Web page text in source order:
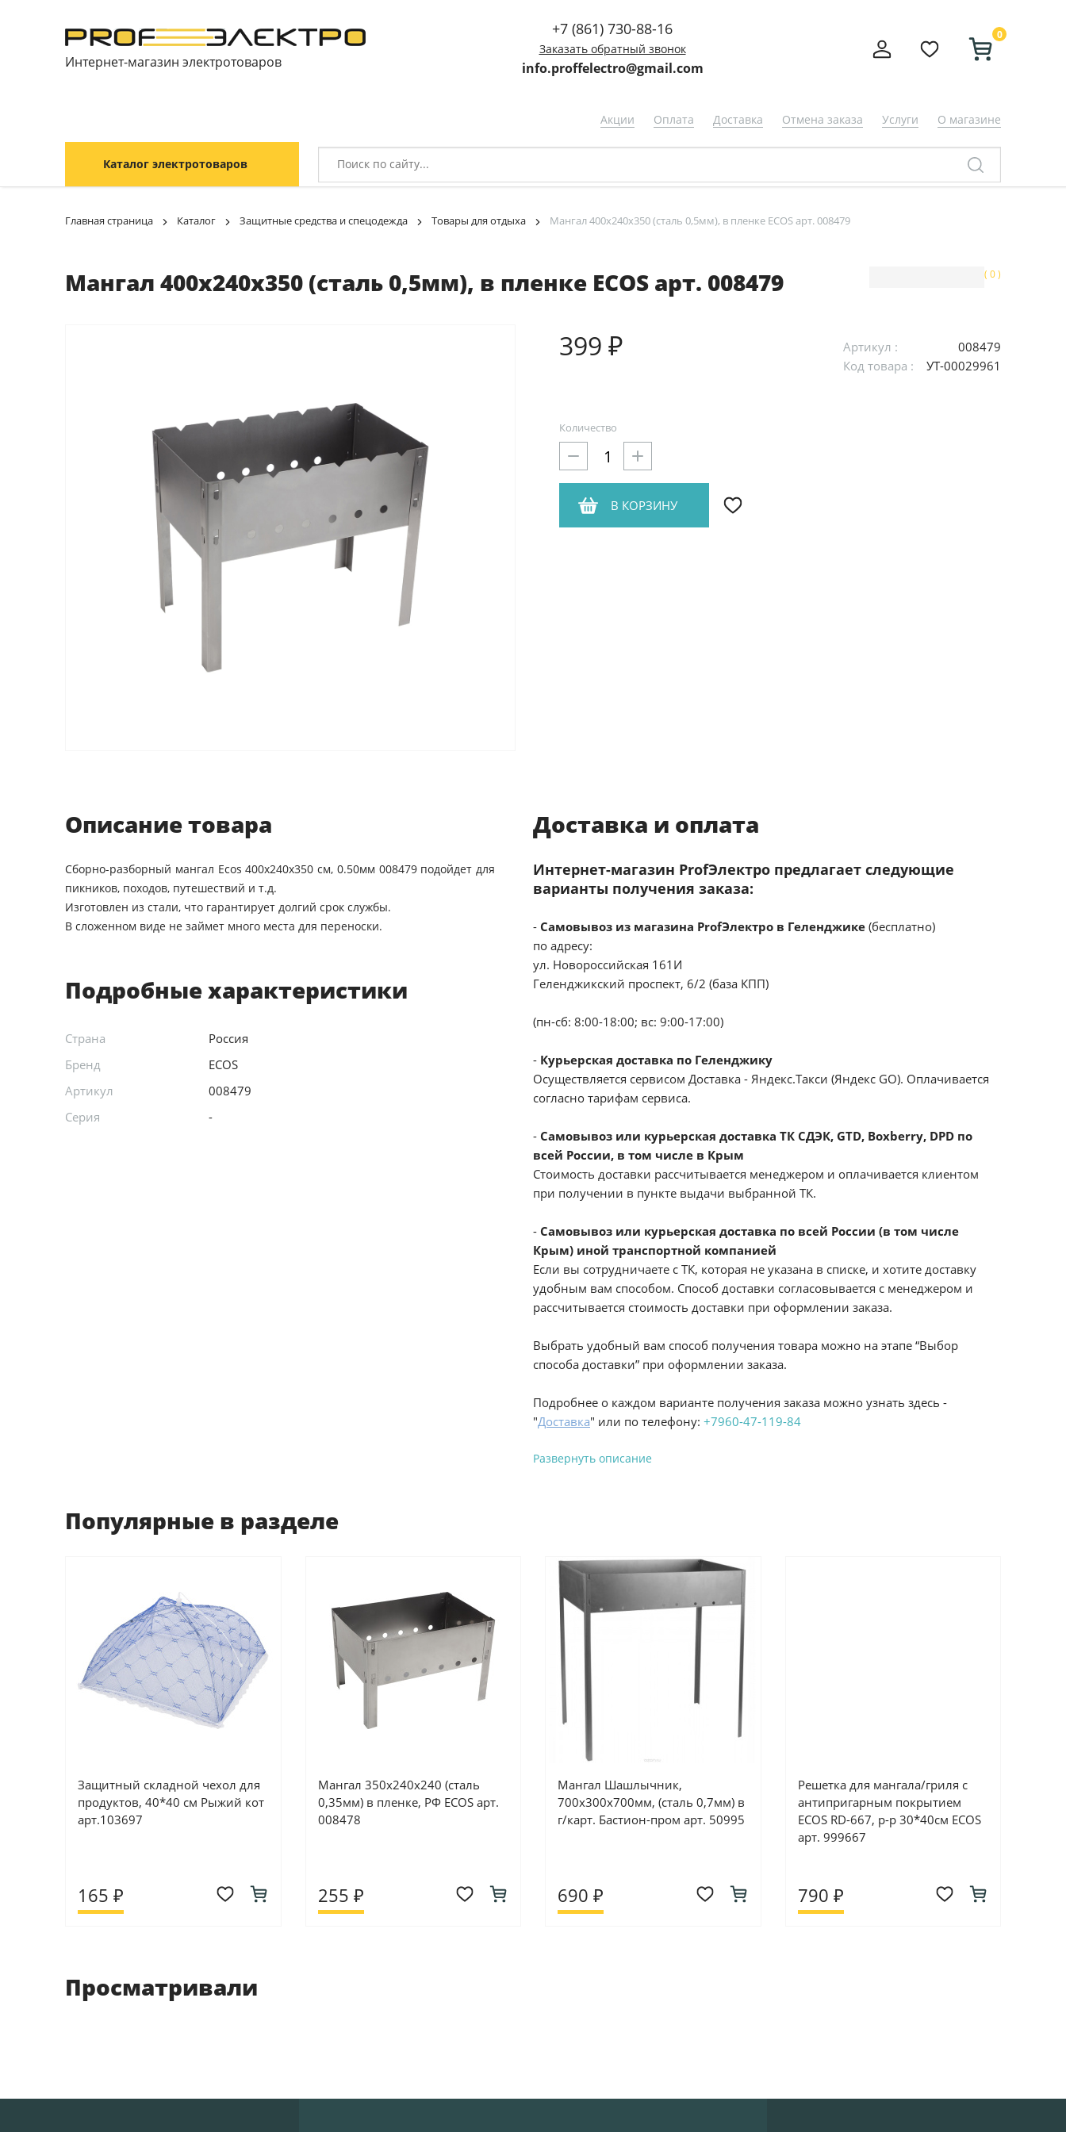
Интернет-магазин электротоваров
+7 (861) 730-88-16
Заказать обратный звонок
info.proffelectro@gmail.com
0
Акции Оплата Доставка Отмена заказа Услуги О магазине
Каталог электротоваров
Главная страница Каталог Защитные средства и спецодежда Товары для отдыха Мангал 400х240х350 (сталь 0,5мм), в пленке ECOS арт. 008479
Мангал 400х240х350 (сталь 0,5мм), в пленке ECOS арт. 008479 ( 0 )
399 ₽ Артикул :
008479
Код товара :
УТ-00029961
Количество
В КОРЗИНУ
Описание товара
Сборно-разборный мангал Ecos 400х240х350 см, 0.50мм 008479 подойдет для
пикников, походов, путешествий и т.д.
Изготовлен из стали, что гарантирует долгий срок службы.
В сложенном виде не займет много места для переноски.
Подробные характеристики
Страна
Россия
Бренд
ECOS
Артикул
008479
Серия
-
Доставка и оплата
Интернет-магазин ProfЭлектро предлагает следующие
варианты получения заказа:
- Самовывоз из магазина ProfЭлектро в Геленджике (бесплатно)
по адресу:
ул. Новороссийская 161И
Геленджикский проспект, 6/2 (база КПП)
(пн-сб: 8:00-18:00; вс: 9:00-17:00)
- Курьерская доставка по Геленджику
Осуществляется сервисом Доставка - Яндекс.Такси (Яндекс GO). Оплачивается
согласно тарифам сервиса.
- Самовывоз или курьерская доставка ТК СДЭК, GTD, Boxberry, DPD по
всей России, в том числе в Крым
Стоимость доставки рассчитывается менеджером и оплачивается клиентом
при получении в пункте выдачи выбранной ТК.
- Самовывоз или курьерская доставка по всей России (в том числе
Крым) иной транспортной компанией
Если вы сотрудничаете с ТК, которая не указана в списке, и хотите доставку
удобным вам способом. Способ доставки согласовывается с менеджером и
рассчитывается стоимость доставки при оформлении заказа.
Выбрать удобный вам способ получения товара можно на этапе “Выбор
способа доставки” при оформлении заказа.
Подробнее о каждом варианте получения заказа можно узнать здесь -
"Доставка" или по телефону: +7960-47-119-84
Банковской картой или наличными при получении в магазинах
ProffЭлектро по адресу Геленджикский проспект, 6/2 (база КПП)или по
адресу ул. Новороссийская 161И.
Для юридических лиц: переводом на расчетный счет при онлайн
оплате заказа на сайте.
Подробнее о способах оплаты можно узнать здесь - "Оплата"
Развернуть описание
Популярные в разделе
Защитный складной чехол для
продуктов, 40*40 см Рыжий кот
арт.103697
165 ₽
Мангал 350х240х240 (сталь
0,35мм) в пленке, РФ ECOS арт.
008478
255 ₽
Мангал Шашлычник,
700х300х700мм, (сталь 0,7мм) в
г/карт. Бастион-пром арт. 50995
690 ₽
Решетка для мангала/гриля с
антипригарным покрытием
ECOS RD-667, р-р 30*40см ECOS
арт. 999667
790 ₽
Просматривали